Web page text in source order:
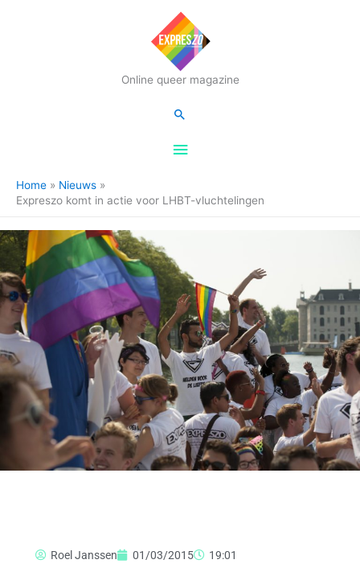
Online queer magazine
Hoofdmenu
Zoeken
Home
Nieuws
Expreszo komt in actie voor LHBT-vluchtelingen
Roel Janssen 01/03/2015 19:01